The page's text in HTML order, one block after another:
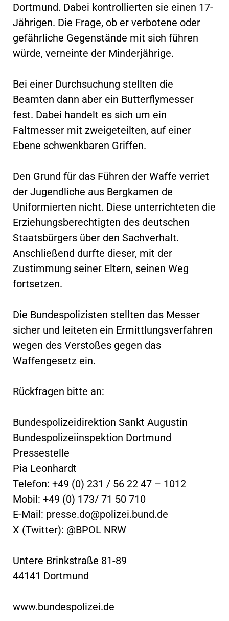
Dortmund. Dabei kontrollierten sie einen 17-
Jährigen. Die Frage, ob er verbotene oder
gefährliche Gegenstände mit sich führen
würde, verneinte der Minderjährige.
Bei einer Durchsuchung stellten die
Beamten dann aber ein Butterflymesser
fest. Dabei handelt es sich um ein
Faltmesser mit zweigeteilten, auf einer
Ebene schwenkbaren Griffen.
Den Grund für das Führen der Waffe verriet
der Jugendliche aus Bergkamen de
Uniformierten nicht. Diese unterrichteten die
Erziehungsberechtigten des deutschen
Staatsbürgers über den Sachverhalt.
Anschließend durfte dieser, mit der
Zustimmung seiner Eltern, seinen Weg
fortsetzen.
Die Bundespolizisten stellten das Messer
sicher und leiteten ein Ermittlungsverfahren
wegen des Verstoßes gegen das
Waffengesetz ein.
Rückfragen bitte an:
Bundespolizeidirektion Sankt Augustin
Bundespolizeiinspektion Dortmund
Pressestelle
Pia Leonhardt
Telefon: +49 (0) 231 / 56 22 47 – 1012
Mobil: +49 (0) 173/ 71 50 710
E-Mail: presse.do@polizei.bund.de
X (Twitter): @BPOL NRW
Untere Brinkstraße 81-89
44141 Dortmund
www.bundespolizei.de